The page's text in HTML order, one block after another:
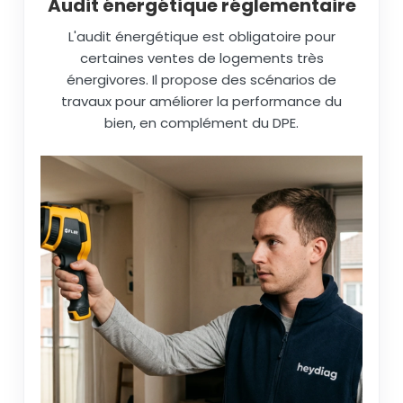
L'audit énergétique est obligatoire pour
certaines ventes de logements très
énergivores. Il propose des scénarios de
travaux pour améliorer la performance du
bien, en complément du DPE.